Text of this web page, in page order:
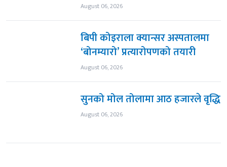
August 06, 2026
बिपी कोइराला क्यान्सर अस्पतालमा
‘बोनम्यारो’ प्रत्यारोपणको तयारी
August 06, 2026
सुनको मोल तोलामा आठ हजारले वृद्धि
August 06, 2026